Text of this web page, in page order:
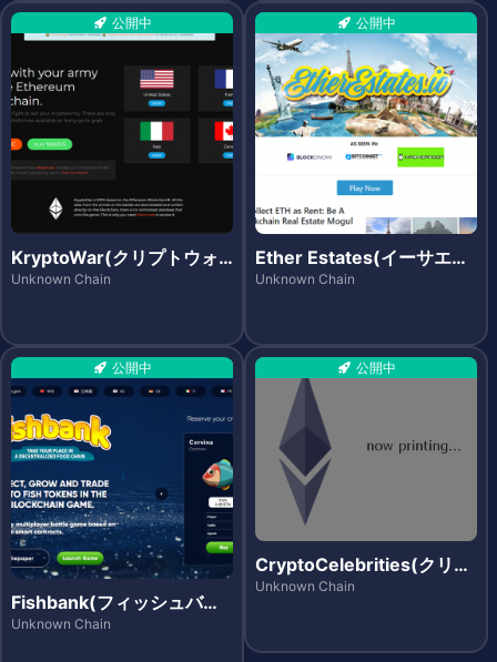
公開中
KryptoWar(クリプトウォ
ー)
Unknown Chain
公開中
Ether Estates(イーサエス
テーツ)
Unknown Chain
公開中
Fishbank(フィッシュバン
ク)
Unknown Chain
公開中
CryptoCelebrities(クリプ
トセレブリティーズ)
Unknown Chain